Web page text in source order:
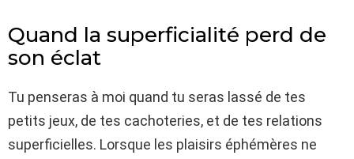
Quand la superficialité perd de
son éclat
Tu penseras à moi quand tu seras lassé de tes
petits jeux, de tes cachoteries, et de tes relations
superficielles. Lorsque les plaisirs éphémères ne